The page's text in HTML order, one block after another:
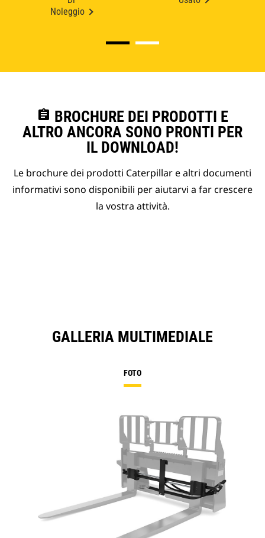
Noleggio
assignment BROCHURE DEI PRODOTTI E
ALTRO ANCORA SONO PRONTI PER
IL DOWNLOAD!
Le brochure dei prodotti Caterpillar e altri documenti
informativi sono disponibili per aiutarvi a far crescere
la vostra attività.
GALLERIA MULTIMEDIALE
FOTO